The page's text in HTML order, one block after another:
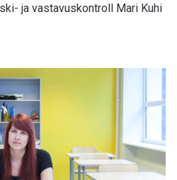
ja vastavuskontroll Mari Kuhi